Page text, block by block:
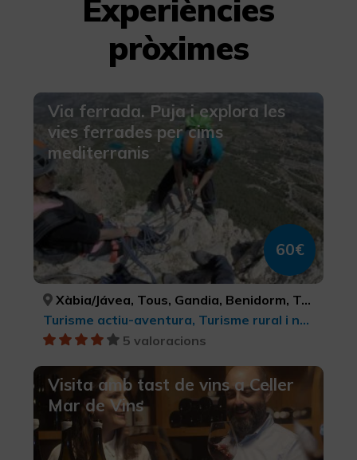
Experiències
pròximes
Via ferrada. Puja i explora les
vies ferrades per cims
mediterranis
60€
Xàbia/Jávea, Tous, Gandia, Benidorm, Tavernes de la Valldigna, Ibi, Relleu, Xeraco, Parcent, Polop, Enguera, ALACANT/ALICANTE, VALÈNCIA, VALÈNCIA, ALACANT/ALICANTE, VALÈNCIA, ALACANT/ALICANTE, ALACANT/ALICANTE, VALÈNCIA, ALACANT/ALICANTE, ALACANT/ALICANTE, VALÈNCIA
Turisme actiu-aventura, Turisme rural i natural, Turisme esportiu, Ecoturisme, Parcs Naturals
5 valoracions
Visita amb tast de vins a Celler
Mar de Vins